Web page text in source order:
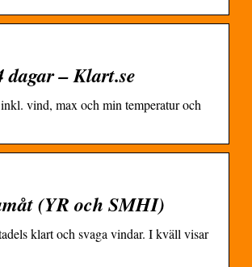
dagar – Klart.se
vind, max och min temperatur och
(YR och SMHI)
klart och svaga vindar. I kväll visar